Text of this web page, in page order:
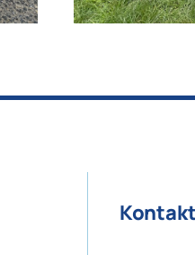
Kontakt